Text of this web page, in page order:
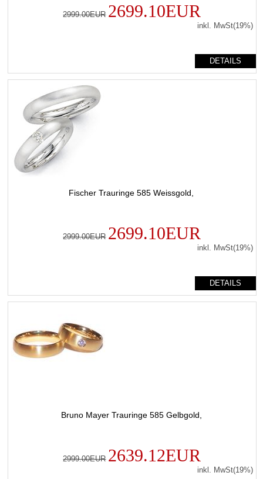
2999.00EUR 2699.10EUR
inkl. MwSt(19%)
DETAILS
Fischer Trauringe 585 Weissgold,
2999.00EUR 2699.10EUR
inkl. MwSt(19%)
DETAILS
Bruno Mayer Trauringe 585 Gelbgold,
2999.00EUR 2639.12EUR
inkl. MwSt(19%)